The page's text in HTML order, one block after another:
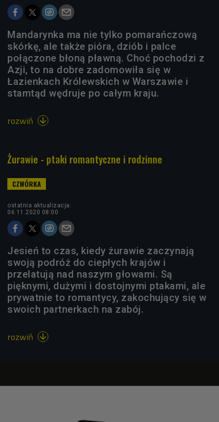
Mandarynka ma nie tylko pomarańczową
skórkę, ale także pióra, dziób i palce
połączone błoną pławną. Choć pochodzi z
Azji, to na dobre zadomowiła się w
Łazienkach Królewskich w Warszawie i
stamtąd wędruje po całym kraju.
rozwiń 
Żurawie - ptaki romantyczne i rodzinne
ostatnia aktualizacja:
06.11.2020 08:00
Jesień to czas, kiedy żurawie zaczynają
swoją podróż do ciepłych krajów i
przelatują nad naszym głowami. Są
pięknymi, dużymi i dostojnymi ptakami, ale
prywatnie to romantycy, zakochujący się w
swoich partnerkach na zabój.
rozwiń 